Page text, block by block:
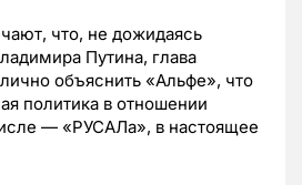
что, не дожидаясь
Путина, глава
объяснить «Альфе», что
политика в отношении
— «РУСАЛа», в настоящее